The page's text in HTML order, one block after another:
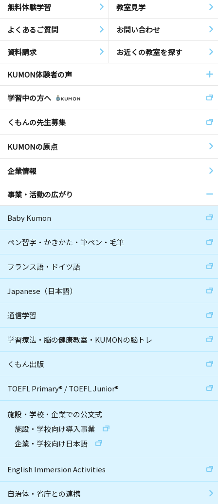
無料体験学習 教室見学
よくあるご質問 お問い合わせ
資料請求 お近くの教室を探す
KUMON体験者の声
学習中の方へ
くもんの先生募集
KUMONの原点
企業情報
事業・活動の広がり
Baby Kumon
ペン習字・かきかた・筆ペン・毛筆
フランス語・ドイツ語
Japanese（日本語）
通信学習
学習療法・脳の健康教室・KUMONの脳トレ
くもん出版
TOEFL Primary® /TOEFL Junior®
施設・学校・企業での公文式
施設・学校向け導入事業
企業・学校向け日本語
English Immersion Activities
自治体・省庁との連携